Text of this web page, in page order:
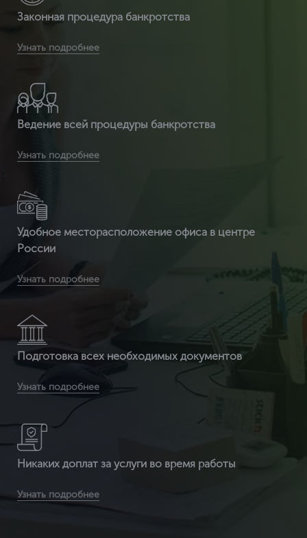
Законная процедура банкротства
являемся сертификационным центром и делаем
Узнать подробнее
Ведение всей процедуры банкротства
14001 от 2 часов
Узнать подробнее
Удобное месторасположение офиса в центре
России
Вы получите бесплатную доставку сертификата и
приложенных к нему документов по всей России
Узнать подробнее
Подготовка всех необходимых документов
Вы получаете документ с 3-ой защитой. Специальные
бланки (наша компания заказывает их на производстве, где
Узнать подробнее
Никаких доплат за услуги во время работы
(т.к. мы являемся федеральной компанией и можем
Узнать подробнее